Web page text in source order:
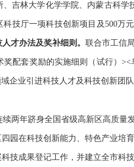
吉林大学化学学院、内蒙古科学
科技厅一项科技创新项目 及500万
才办法及奖补细则。 联合市工信
配套奖励的实施细则（试行） ><
企业引进科技人才及科技创新团队
两年跻身全国省级高新区高质量
园在科技创新能力、特色产业培
技成果登记工作，并建立全市科